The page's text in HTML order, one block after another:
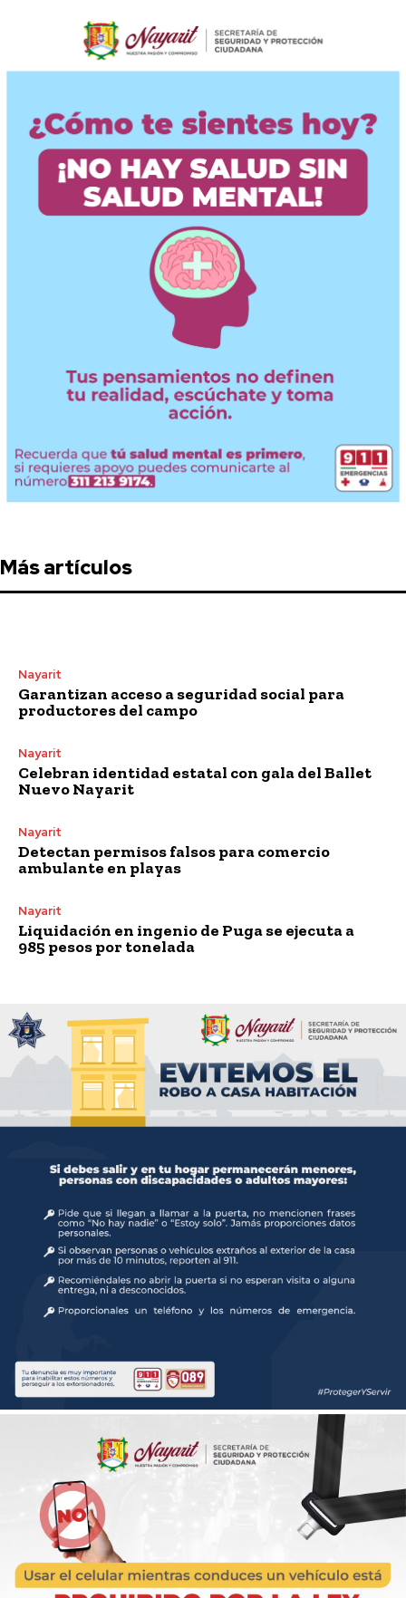
Más artículos
Nayarit
Garantizan acceso a seguridad social para
productores del campo
Nayarit
Celebran identidad estatal con gala del Ballet
Nuevo Nayarit
Nayarit
Detectan permisos falsos para comercio
ambulante en playas
Nayarit
Liquidación en ingenio de Puga se ejecuta a
985 pesos por tonelada